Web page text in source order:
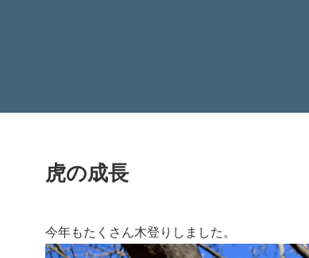
虎の成長
今年もたくさん木登りしました。